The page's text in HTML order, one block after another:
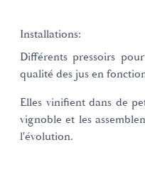
Installations:
Différents pressoirs
qualité des jus en
Elles vinifient dans de
vignoble et les
l'évolution.